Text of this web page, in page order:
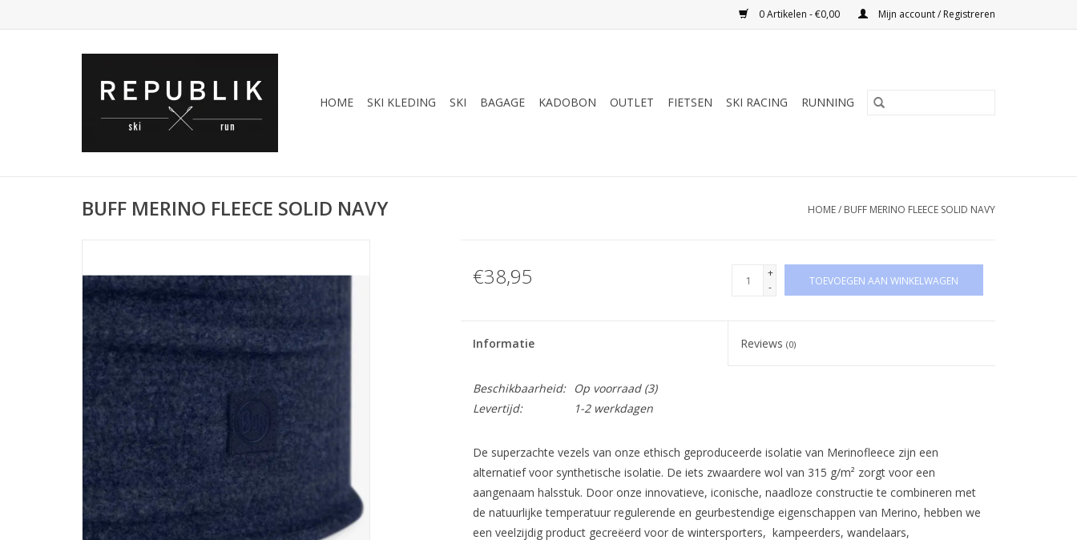
0 Artikelen - €0,00 Mijn account / Registreren
HOME SKI KLEDING SKI BAGAGE KADOBON OUTLET FIETSEN SKI RACING RUNNING
BUFF MERINO FLEECE SOLID NAVY HOME/ BUFF MERINO FLEECE SOLID NAVY
€38,95
+
-
TOEVOEGEN AAN WINKELWAGEN
Informatie Reviews(0)
Beschikbaarheid: Op voorraad(3)
Levertijd:
1-2 werkdagen
De superzachte vezels van onze ethisch geproduceerde isolatie van Merinofleece zijn een
alternatief voor synthetische isolatie. De iets zwaardere wol van 315 g/m² zorgt voor een
aangenaam halsstuk. Door onze innovatieve, iconische, naadloze constructie te combineren met
de natuurlijke temperatuur regulerende en geurbestendige eigenschappen van Merino, hebben we
een veelzijdig product gecreëerd voor de wintersporters, kampeerders, wandelaars,